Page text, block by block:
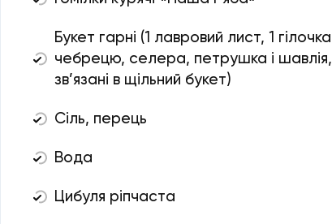
Букет гарні (1 лавровий лист, 1 гілочка
чебрецю, селера, петрушка і шавлія,
зв’язані в щільний букет)
Сіль, перець
Вода
Цибуля ріпчаста